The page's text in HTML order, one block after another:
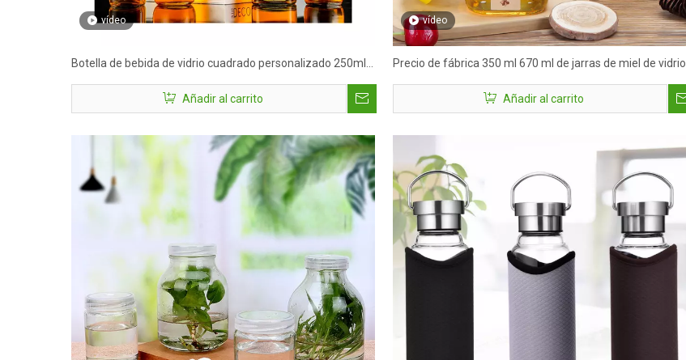
vídeo
Botella de bebida de vidrio cuadrado personalizado 250ml
480ml 1000ml Bottillas de bebidas de vidrio de sílex para
Añadir al carrito
vídeo
Precio de fábrica 350 ml 670 ml de jarras de miel de vidrio
cuadrado con tapa de plástico
Añadir al carrito